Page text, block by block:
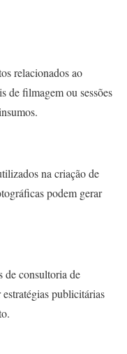
relacionados ao
de filmagem ou sessões
na criação de
podem gerar
de consultoria de
publicitárias